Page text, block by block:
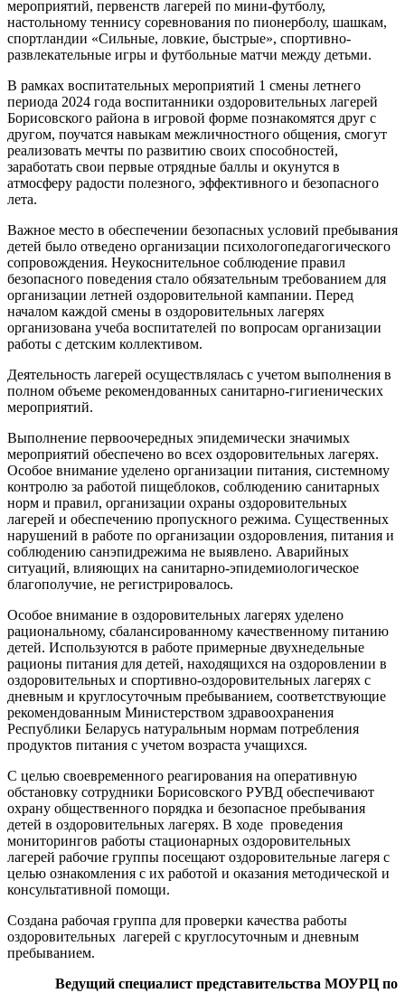
мероприятий, первенств лагерей по мини-футболу,
настольному теннису соревнования по пионерболу, шашкам,
спортландии «Сильные, ловкие, быстрые», спортивно-
развлекательные игры и футбольные матчи между детьми.
В рамках воспитательных мероприятий 1 смены летнего
периода 2024 года воспитанники оздоровительных лагерей
Борисовского района в игровой форме познакомятся друг с
другом, поучатся навыкам межличностного общения, смогут
реализовать мечты по развитию своих способностей,
заработать свои первые отрядные баллы и окунутся в
атмосферу радости полезного, эффективного и безопасного
лета.
Важное место в обеспечении безопасных условий пребывания
детей было отведено организации психолого­педагогического
сопровождения. Неукоснительное соблюдение правил
безопасного поведения стало обязательным требованием для
организации летней оздоровительной кампании. Перед
началом каждой смены в оздоровительных лагерях
организована учеба воспитателей по вопросам организации
работы с детским коллективом.
Деятельность лагерей осуществлялась с учетом выполнения в
полном объеме рекомендованных санитарно-гигиенических
мероприятий.
Выполнение первоочередных эпидемически значимых
мероприятий обеспечено во всех оздоровительных лагерях.
Особое внимание уделено организации питания, системному
контролю за работой пищеблоков, соблюдению санитарных
норм и правил, организации охраны оздоровительных
лагерей и обеспечению пропускного режима. Существенных
нарушений в работе по организации оздоровления, питания и
соблюдению санэпидрежима не выявлено. Аварийных
ситуаций, влияющих на санитарно-эпидемиологическое
благополучие, не регистрировалось.
Особое внимание в оздоровительных лагерях уделено
рациональному, сбалансированному качественному питанию
детей. Используются в работе примерные двухнедельные
рационы питания для детей, находящихся на оздоровлении в
оздоровительных и спортивно-оздоровительных лагерях с
дневным и круглосуточным пребыванием, соответствующие
рекомендованным Министерством здравоохранения
Республики Беларусь натуральным нормам потребления
продуктов питания с учетом возраста учащихся.
С целью своевременного реагирования на оперативную
обстановку сотрудники Борисовского РУВД обеспечивают
охрану общественного порядка и безопасное пребывания
детей в оздоровительных лагерях. В ходе проведения
мониторингов работы стационарных оздоровительных
лагерей рабочие группы посещают оздоровительные лагеря с
целью ознакомления с их работой и оказания методической и
консультативной помощи.
Создана рабочая группа для проверки качества работы
оздоровительных лагерей с круглосуточным и дневным
пребыванием.
Ведущий специалист представительства МОУРЦ по